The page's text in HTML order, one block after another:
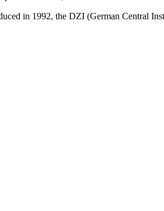
in 1992, the DZI (German Central